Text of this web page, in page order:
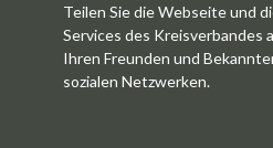
Teilen Sie die Webseite und
Services des Kreisverbandes
Ihren Freunden und
sozialen Netzwerken.